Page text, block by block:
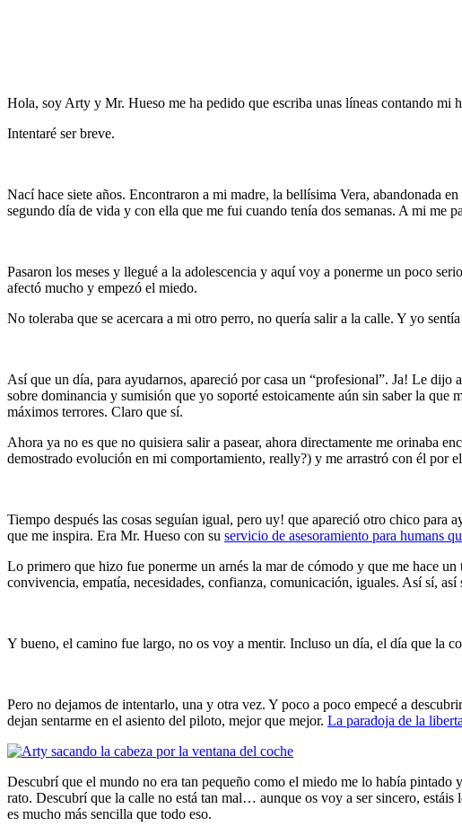
Hola, soy Arty y Mr. Hueso me ha pedido que escriba unas líneas contando mi
Intentaré ser breve.
Nací hace siete años. Encontraron a mi madre, la bellísima Vera, abandonada
segundo día de vida y con ella que me fui cuando tenía dos semanas. A mi me
Pasaron los meses y llegué a la adolescencia y aquí voy a ponerme un poco
afectó mucho y empezó el miedo.
No toleraba que se acercara a mi otro perro, no quería salir a la calle. Y yo
Así que un día, para ayudarnos, apareció por casa un “profesional”. Ja! Le
sobre dominancia y sumisión que yo soporté estoicamente aún sin saber la
máximos terrores. Claro que sí.
Ahora ya no es que no quisiera salir a pasear, ahora directamente me orinaba
demostrado evolución en mi comportamiento, really?) y me arrastró con él por
Tiempo después las cosas seguían igual, pero uy! que apareció otro chico
que me inspira. Era Mr. Hueso con su servicio de asesoramiento para humans
Lo primero que hizo fue ponerme un arnés la mar de cómodo y que me hace
convivencia, empatía, necesidades, confianza, comunicación, iguales. Así sí, así
Y bueno, el camino fue largo, no os voy a mentir. Incluso un día, el día que la
Pero no dejamos de intentarlo, una y otra vez. Y poco a poco empecé a
dejan sentarme en el asiento del piloto, mejor que mejor. La paradoja de la
Descubrí que el mundo no era tan pequeño como el miedo me lo había
rato. Descubrí que la calle no está tan mal… aunque os voy a ser sincero,
es mucho más sencilla que todo eso.